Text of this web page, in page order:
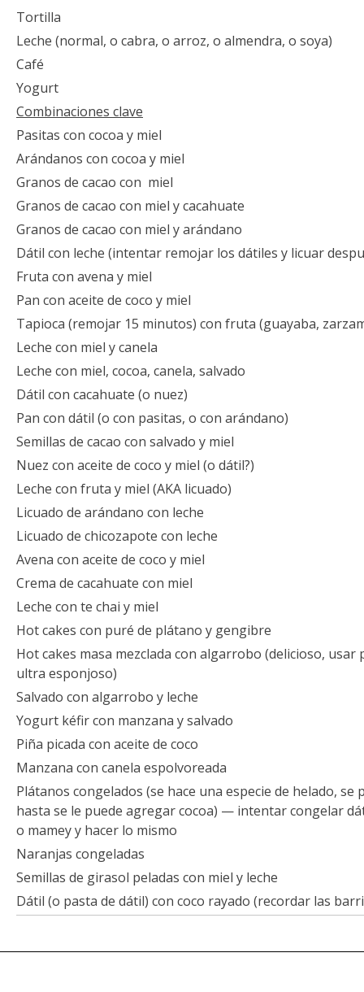
Tortilla
Leche (normal, o cabra, o arroz, o almendra, o soya)
Café
Yogurt
Combinaciones clave
Pasitas con cocoa y miel
Arándanos con cocoa y miel
Granos de cacao con miel
Granos de cacao con miel y cacahuate
Granos de cacao con miel y arándano
Dátil con leche (intentar remojar los dátiles y licuar
Fruta con avena y miel
Pan con aceite de coco y miel
Tapioca (remojar 15 minutos) con fruta (guayaba,
Leche con miel y canela
Leche con miel, cocoa, canela, salvado
Dátil con cacahuate (o nuez)
Pan con dátil (o con pasitas, o con arándano)
Semillas de cacao con salvado y miel
Nuez con aceite de coco y miel (o dátil?)
Leche con fruta y miel (AKA licuado)
Licuado de arándano con leche
Licuado de chicozapote con leche
Avena con aceite de coco y miel
Crema de cacahuate con miel
Leche con te chai y miel
Hot cakes con puré de plátano y gengibre
Hot cakes masa mezclada con algarrobo (delicioso, usar
ultra esponjoso)
Salvado con algarrobo y leche
Yogurt kéfir con manzana y salvado
Piña picada con aceite de coco
Manzana con canela espolvoreada
Plátanos congelados (se hace una especie de helado,
hasta se le puede agregar cocoa) — intentar congelar
o mamey y hacer lo mismo
Naranjas congeladas
Semillas de girasol peladas con miel y leche
Dátil (o pasta de dátil) con coco rayado (recordar las